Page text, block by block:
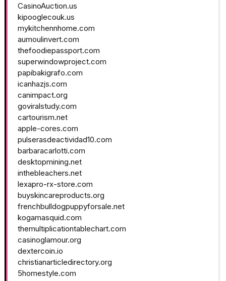
CasinoAuction.us
kipooglecouk.us
mykitchennhome.com
aumoulinvert.com
thefoodiepassport.com
superwindowproject.com
papibakigrafo.com
icanhazjs.com
canimpact.org
goviralstudy.com
cartourism.net
apple-cores.com
pulserasdeactividad10.com
barbaracarlotti.com
desktopmining.net
inthebleachers.net
lexapro-rx-store.com
buyskincareproducts.org
frenchbulldogpuppyforsale.net
kogamasquid.com
themultiplicationtablechart.com
casinoglamour.org
dextercoin.io
christianarticledirectory.org
5homestyle.com